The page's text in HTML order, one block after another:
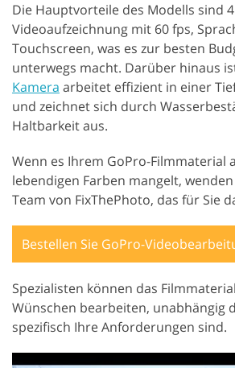
Die Hauptvorteile des Modells sind
Videoaufzeichnung mit 60 fps,
Touchscreen, was es zur besten
unterwegs macht. Darüber hinaus
Kamera arbeitet effizient in einer
und zeichnet sich durch
Haltbarkeit aus.
Wenn es Ihrem GoPro-Filmmaterial
lebendigen Farben mangelt,
Team von FixThePhoto, das für Sie
Bestellen Sie GoPro-
Spezialisten können das
Wünschen bearbeiten, unabhängig
spezifisch Ihre Anforderungen sind.